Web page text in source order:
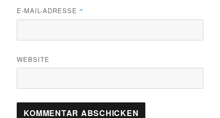
E-MAIL-ADRESSE *
WEBSITE